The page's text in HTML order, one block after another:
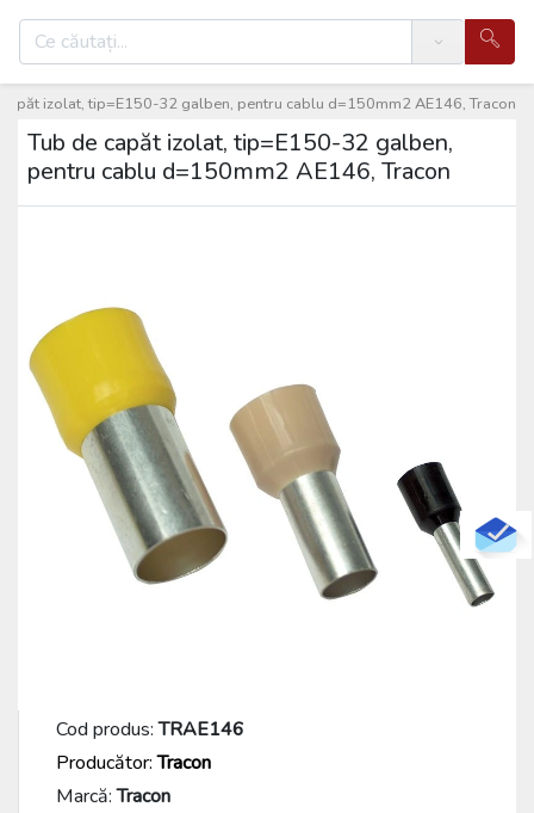
Search
izolat, tip=E150-32 galben, pentru cablu d=150mm2 AE146, Tracon
Tub de capăt izolat, tip=E150-32 galben,
pentru cablu d=150mm2 AE146, Tracon
Cod produs:TRAE146
Producător:Tracon
Marcă:Tracon